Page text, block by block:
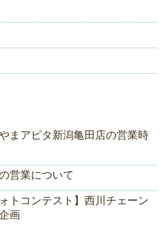
まアピタ新潟亀田店の営業時
営業について
トコンテスト】西川チェーン
画